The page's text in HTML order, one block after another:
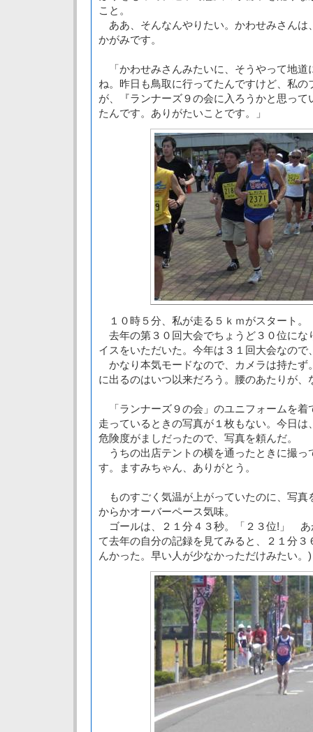
こと。
ああ、そんなんやりたい。かわせみさんは
かがみです。
「かわせみさんみたいに、そうやって地道
ね。昨日も鳥取に行ってたんですけど、私
が、『ランナーズ９の会に入ろうかと思っ
たんです。ありがたいことです。」
１０時５分、私が走る５ｋｍがスタート。
去年の第３０回大会でちょうど３０位にな
イスをいただいた。今年は３１回大会なので
かなり本気モードなので、カメラは持たず
に出るのはいつ以来だろう。腰のあたりが、
「ランナーズ９の会」のユニフォームを着
走っているときの写真が１枚もない。今日
危険度がましだったので、写真を頼んだ。
うちの出店テントの横を通ったときに撮っ
す。ますみちゃん、ありがとう。
ものすごく気温が上がっていたのに、写真
からかオーバーペース気味。
ゴールは、２１分４３秒。「２３位!」
て去年の自分の記録を見てみると、２１分３
んかった。早い人が少なかっただけみたい。)